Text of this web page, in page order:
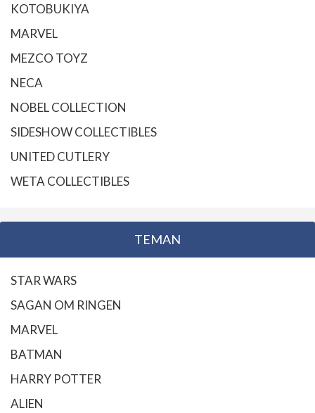
KOTOBUKIYA
MARVEL
MEZCO TOYZ
NECA
NOBEL COLLECTION
SIDESHOW COLLECTIBLES
UNITED CUTLERY
WETA COLLECTIBLES
TEMAN
STAR WARS
SAGAN OM RINGEN
MARVEL
BATMAN
HARRY POTTER
ALIEN